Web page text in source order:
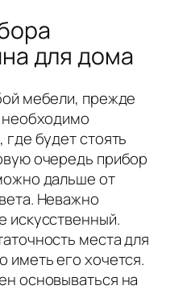
для дома
мебели, прежде
необходимо
будет стоять
очередь прибор
дальше от
Неважно
искусственный.
места для
иметь его хочется.
основываться на